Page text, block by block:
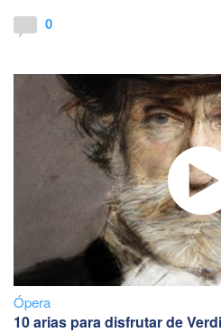
0
Ópera
10 arias para disfrutar de Verdi